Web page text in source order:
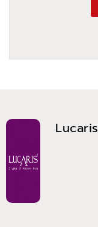
Lucaris